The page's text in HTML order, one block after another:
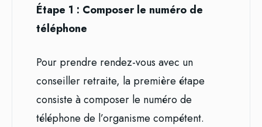
Étape 1 : Composer le numéro de
téléphone
Pour prendre rendez-vous avec un
conseiller retraite, la première étape
consiste à composer le numéro de
téléphone de l’organisme compétent.